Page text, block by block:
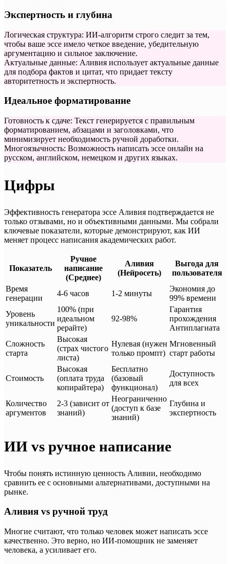
Экспертность и глубина
Логическая структура: ИИ-алгоритм строго следит за тем,
чтобы ваше эссе имело четкое введение, убедительную
аргументацию и сильное заключение.
Актуальные данные: Аливия использует актуальные данные
для подбора фактов и цитат, что придает тексту
авторитетность и экспертность.
Идеальное форматирование
Готовность к сдаче: Текст генерируется с правильным
форматированием, абзацами и заголовками, что
минимизирует необходимость ручной доработки.
Многоязычность: Возможность написать эссе онлайн на
русском, английском, немецком и других языках.
Цифры
Эффективность генератора эссе Аливия подтверждается не
только отзывами, но и объективными данными. Мы собрали
ключевые показатели, которые демонстрируют, как ИИ
меняет процесс написания академических работ.
Показатель
Ручное
написание
(Среднее)
Аливия
(Нейросеть)
Выгода для
пользователя
Время
генерации
4-6 часов 1-2 минуты
Экономия до
99% времени
Уровень
уникальности
100% (при
идеальном
рерайте)
92-98%
Гарантия
прохождения
Антиплагиата
Сложность
старта
Высокая
(страх чистого
листа)
Нулевая (нужен
только промпт)
Мгновенный
старт работы
Стоимость
Высокая
(оплата труда
копирайтера)
Бесплатно
(базовый
функционал)
Доступность
для всех
Количество
аргументов
2-3 (зависит от
знаний)
Неограниченно
(доступ к базе
знаний)
Глубина и
экспертность
ИИ vs ручное написание
Чтобы понять истинную ценность Аливии, необходимо
сравнить ее с основными альтернативами, доступными на
рынке.
Аливия vs ручной труд
Многие считают, что только человек может написать эссе
качественно. Это верно, но ИИ-помощник не заменяет
человека, а усиливает его.